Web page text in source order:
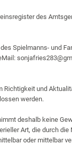
des
Spielmanns- und
Richtigkeit und
werden.
deshalb keine
Art, die durch
oder mittelbar